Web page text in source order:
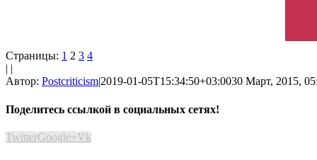
Страницы: 1 2 3 4
| |
Автор: Postcriticism|2019-01-05T15:34:50+03:0030 Март, 2015,
Поделитесь ссылкой в социальных сетях!
TwitterGoogle+Vk